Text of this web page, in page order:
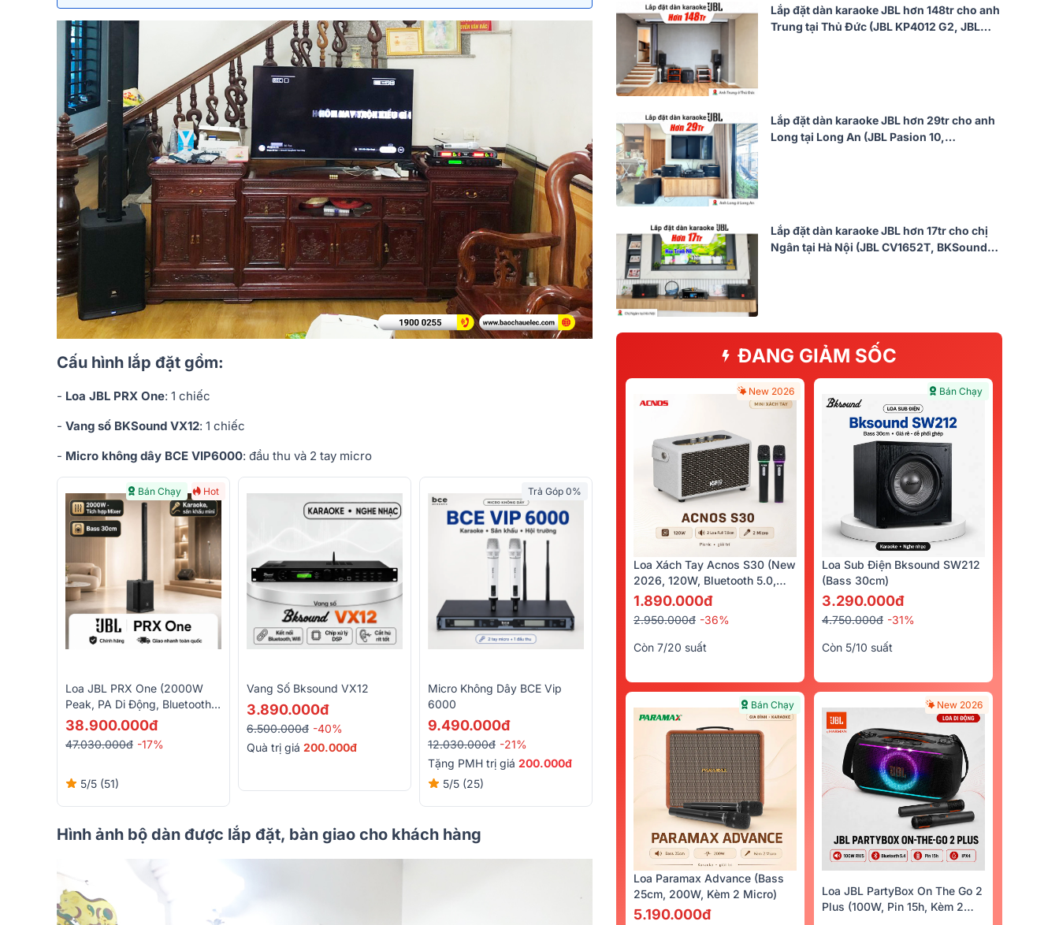
Cấu hình lắp đặt gồm:
- Loa JBL PRX One: 1 chiếc
- Vang số BKSound VX12: 1 chiếc
- Micro không dây BCE VIP6000: đầu thu và 2 tay micro
Bán Chạy Hot
Loa JBL PRX One (2000W
Peak, PA Di Động, Bluetooth,
Tích Hợp Mixer, Class D, DSP)
38.900.000đ
47.030.000đ -17%
5/5 (51)
Vang Số Bksound VX12
3.890.000đ
6.500.000đ -40%
Quà trị giá 200.000đ
Trả Góp 0%
Micro Không Dây BCE Vip
6000
9.490.000đ
12.030.000đ -21%
Tặng PMH trị giá 200.000đ
5/5 (25)
Hình ảnh bộ dàn được lắp đặt, bàn giao cho khách hàng
Lắp đặt dàn karaoke JBL hơn 148tr cho anh
Trung tại Thủ Đức (JBL KP4012 G2, JBL
Lắp đặt dàn karaoke JBL hơn 29tr cho anh
Long tại Long An (JBL Pasion 10,
Lắp đặt dàn karaoke JBL hơn 17tr cho chị
Ngân tại Hà Nội (JBL CV1652T, BKSound
ĐANG GIẢM SỐC
New 2026
Loa Xách Tay Acnos S30 (New
2026, 120W, Bluetooth 5.0,
Kèm 2 Tay Micro)
1.890.000đ
2.950.000đ -36%
Còn 7/20 suất
Bán Chạy
Loa Sub Điện Bksound SW212
(bass 30cm)
3.290.000đ
4.750.000đ -31%
Còn 5/10 suất
Bán Chạy
Loa Paramax Advance (Bass
25cm, 200W, Kèm 2 Micro)
5.190.000đ
New 2026
Loa JBL PartyBox On The Go 2
Plus (100W, Pin 15h, Kèm 2